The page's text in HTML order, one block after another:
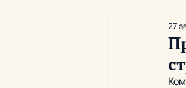
Финансовая
Wellness-
27